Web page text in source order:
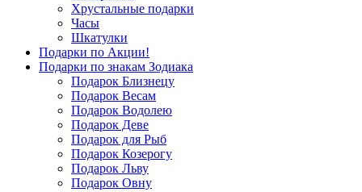
Хрустальные подарки
Часы
Шкатулки
Подарки по Акции!
Подарки по знакам Зодиака
Подарок Близнецу
Подарок Весам
Подарок Водолею
Подарок Деве
Подарок для Рыб
Подарок Козерогу
Подарок Льву
Подарок Овну